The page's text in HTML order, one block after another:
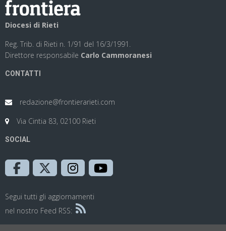
Diocesi di Rieti
Reg. Trib. di Rieti n. 1/91 del 16/3/1991.
Direttore responsabile Carlo Cammoranesi
CONTATTI
redazione@frontierarieti.com
Via Cintia 83, 02100 Rieti
SOCIAL
Segui tutti gli aggiornamenti
nel nostro Feed RSS: